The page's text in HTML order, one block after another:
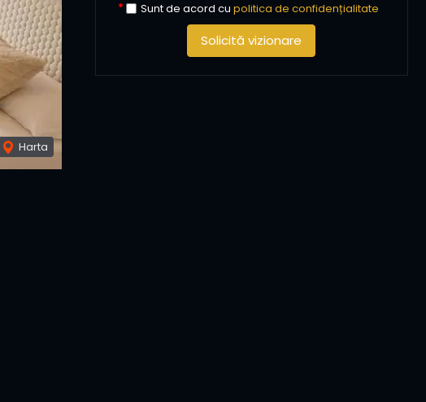
Harta
Sunt de acord cu politica de confidențialitate
Solicită vizionare